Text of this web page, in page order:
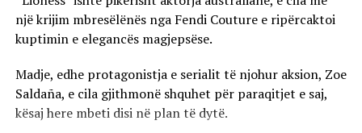
Ky vlerësim ndërkombëtar është një dëshmi e vizionit
për të krijuar një destinacion ku bukuria natyrore e
Shqipërisë takohet me standardet globale të mikpritjes,
duke ofruar një eksperiencë që mbetet gjatë në kujtesën
e çdo vizitori.
një krijim mbresëlënës nga Fendi Couture e ripërcaktoi
kuptimin e elegancës magjepsëse.
Madje, edhe protagonistja e serialit të njohur aksion, Zoe
Saldaña, e cila gjithmonë shquhet për paraqitjet e saj,
kësaj here mbeti disi në plan të dytë.